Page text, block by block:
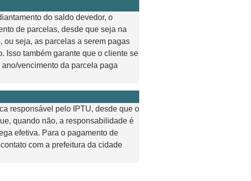
do saldo devedor, o
de parcelas, desde que seja na
ou seja, as parcelas a serem pagas
Isso também garante que o cliente se
vencimento da parcela paga
responsável pelo IPTU, desde que o
quando não, a responsabilidade é
efetiva. Para o pagamento de
com a prefeitura da cidade